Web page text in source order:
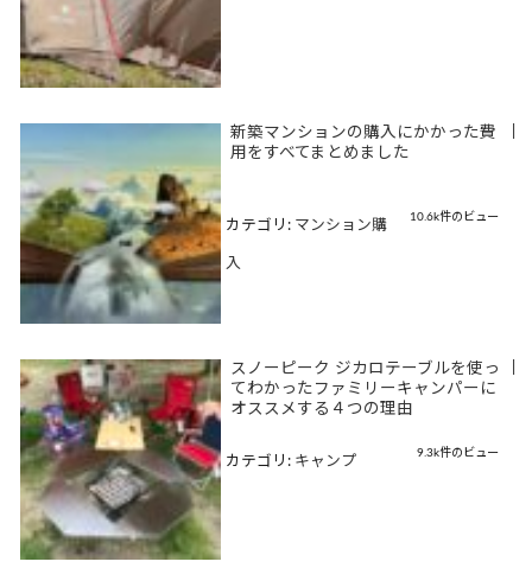
新築マンションの購入にかかった費
用をすべてまとめました
10.6k件のビュー
カテゴリ: マンション購
入
スノーピーク ジカロテーブルを使っ
てわかったファミリーキャンパーに
オススメする４つの理由
9.3k件のビュー
カテゴリ: キャンプ